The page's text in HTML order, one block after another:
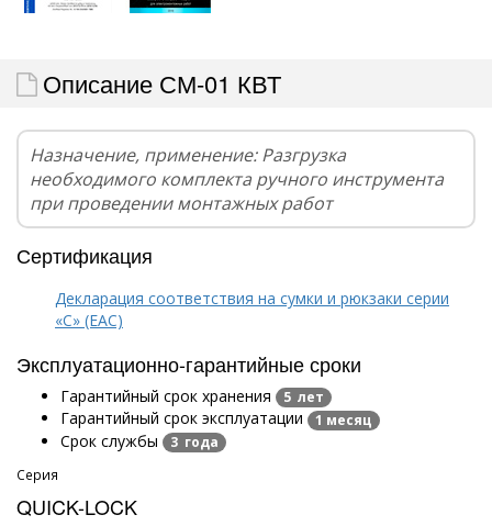
Описание СМ-01 КВТ
Назначение, применение: Разгрузка
необходимого комплекта ручного инструмента
при проведении монтажных работ
Сертификация
Декларация соответствия на сумки и рюкзаки серии
«С» (EAC)
Эксплуатационно-гарантийные сроки
Гарантийный срок хранения 5 лет
Гарантийный срок эксплуатации 1 месяц
Срок службы 3 года
Серия
QUICK-LOCK